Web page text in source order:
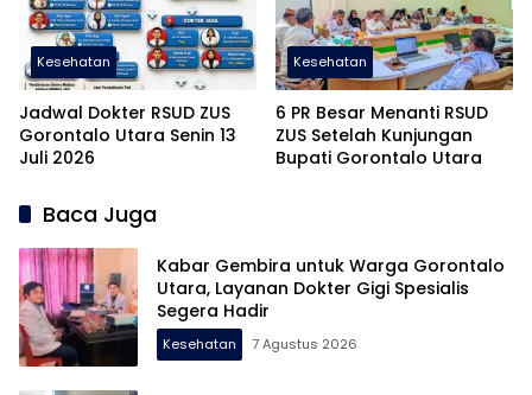
Kesehatan
Jadwal Dokter RSUD ZUS
Gorontalo Utara Senin 13
Juli 2026
Kesehatan
6 PR Besar Menanti RSUD
ZUS Setelah Kunjungan
Bupati Gorontalo Utara
Baca Juga
Kabar Gembira untuk Warga Gorontalo
Utara, Layanan Dokter Gigi Spesialis
Segera Hadir
Kesehatan 7 Agustus 2026